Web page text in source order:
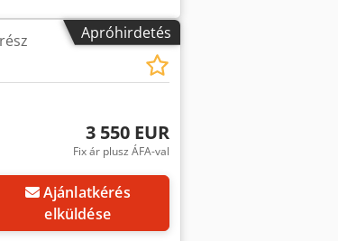
a bevezető oldalon
900 mm -
magasság):
dokumentáció - 2
fűrész Nettó ár: 14500
Apróhirdetés
3 550 EUR
Fix ár plusz ÁFA-val
Ajánlatkérés
elküldése